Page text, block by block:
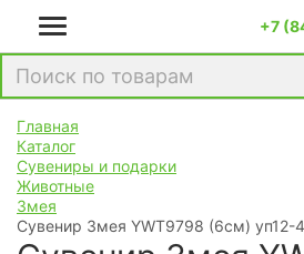
+7
Главная
Каталог
Сувениры и подарки
Животные
Змея
Сувенир Змея YWT9798 (6см) уп12-